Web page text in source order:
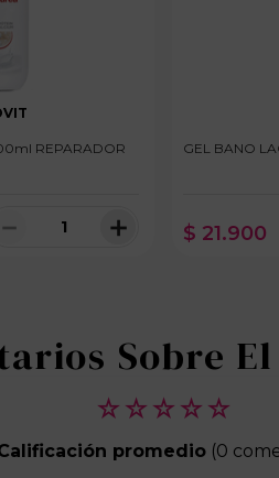
REPARADOR
＋
－
GEL BANO
$ 21.900
☆ ☆ ☆ ☆ ☆
promedio (0